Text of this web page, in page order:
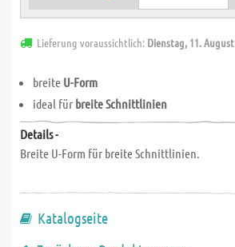
Lieferung voraussichtlich: Dienstag, 11. August
breite U-Form
ideal für breite Schnittlinien
Details -
Breite U-Form für breite Schnittlinien.
Katalogseite